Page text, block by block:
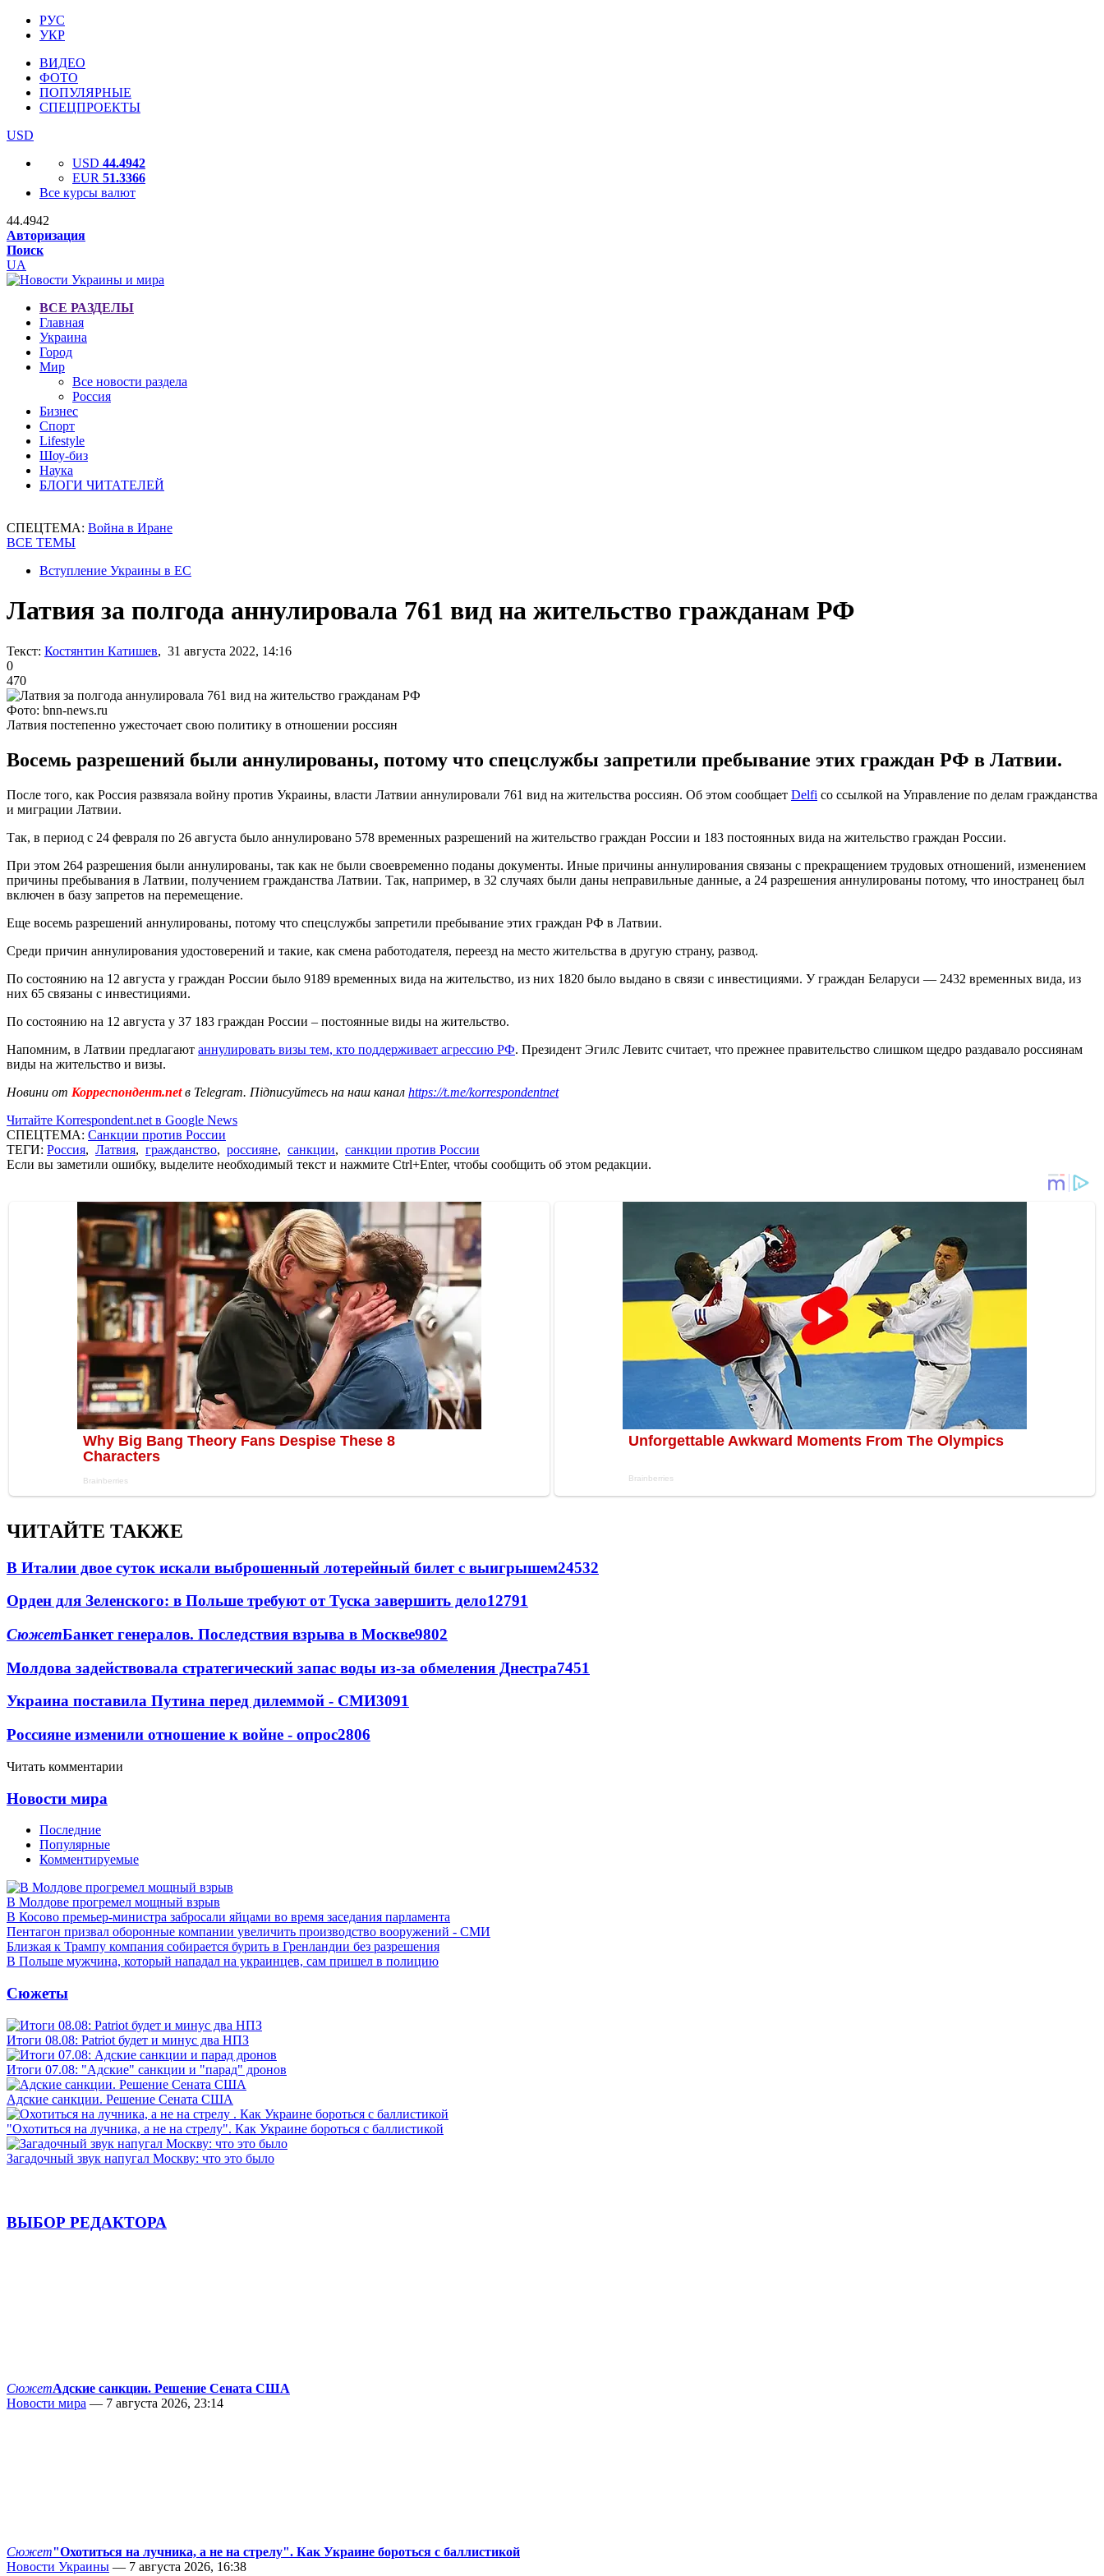
РУС
УКР
ВИДЕО
ФОТО
ПОПУЛЯРНЫЕ
СПЕЦПРОЕКТЫ
USD
USD 44.4942
EUR 51.3366
Все курсы валют
44.4942
Авторизация
Поиск
UA
ВСЕ РАЗДЕЛЫ
Главная
Украина
Город
Мир
Все новости раздела
Россия
Бизнес
Спорт
Lifestyle
Шоу-биз
Наука
БЛОГИ ЧИТАТЕЛЕЙ
СПЕЦТЕМА: Война в Иране
ВСЕ ТЕМЫ
Вступление Украины в ЕС
Латвия за полгода аннулировала 761 вид на жительство гражданам РФ
Текст: Костянтин Катишев, 31 августа 2022, 14:16
0
470
Фото: bnn-news.ru
Латвия постепенно ужесточает свою политику в отношении россиян
Восемь разрешений были аннулированы, потому что спецслужбы запретили пребывание этих граждан РФ в Латвии.
После того, как Россия развязала войну против Украины, власти Латвии аннулировали 761 вид на жительства россиян. Об этом сообщает Delfi со ссылкой на Управление по делам гражданства
и миграции Латвии.
Так, в период с 24 февраля по 26 августа было аннулировано 578 временных разрешений на жительство граждан России и 183 постоянных вида на жительство граждан России.
При этом 264 разрешения были аннулированы, так как не были своевременно поданы документы. Иные причины аннулирования связаны с прекращением трудовых отношений, изменением
причины пребывания в Латвии, получением гражданства Латвии. Так, например, в 32 случаях были даны неправильные данные, а 24 разрешения аннулированы потому, что иностранец был
включен в базу запретов на перемещение.
Еще восемь разрешений аннулированы, потому что спецслужбы запретили пребывание этих граждан РФ в Латвии.
Среди причин аннулирования удостоверений и такие, как смена работодателя, переезд на место жительства в другую страну, развод.
По состоянию на 12 августа у граждан России было 9189 временных вида на жительство, из них 1820 было выдано в связи с инвестициями. У граждан Беларуси — 2432 временных вида, из
них 65 связаны с инвестициями.
По состоянию на 12 августа у 37 183 граждан России – постоянные виды на жительство.
Напомним, в Латвии предлагают аннулировать визы тем, кто поддерживает агрессию РФ. Президент Эгилс Левитс считает, что прежнее правительство слишком щедро раздавало россиянам
виды на жительство и визы.
Новини от Корреспондент.netв Telegram. Підписуйтесь на наш канал https://t.me/korrespondentnet
Читайте Korrespondent.net в Google News
СПЕЦТЕМА: Санкции против России
ТЕГИ: Россия, Латвия, гражданство, россияне, санкции, санкции против России
Если вы заметили ошибку, выделите необходимый текст и нажмите Ctrl+Enter, чтобы сообщить об этом редакции.
ЧИТАЙТЕ ТАКЖЕ
В Италии двое суток искали выброшенный лотерейный билет с выигрышем24532
Орден для Зеленского: в Польше требуют от Туска завершить дело12791
СюжетБанкет генералов. Последствия взрыва в Москве9802
Молдова задействовала стратегический запас воды из-за обмеления Днестра7451
Украина поставила Путина перед дилеммой - СМИ3091
Россияне изменили отношение к войне - опрос2806
Читать комментарии
Новости мира
Последние
Популярные
Комментируемые
В Молдове прогремел мощный взрыв
В Косово премьер-министра забросали яйцами во время заседания парламента
Пентагон призвал оборонные компании увеличить производство вооружений - СМИ
Близкая к Трампу компания собирается бурить в Гренландии без разрешения
В Польше мужчина, который нападал на украинцев, сам пришел в полицию
Сюжеты
Итоги 08.08: Patriot будет и минус два НПЗ
Итоги 07.08: "Адские" санкции и "парад" дронов
Адские санкции. Решение Сената США
"Охотиться на лучника, а не на стрелу". Как Украине бороться с баллистикой
Загадочный звук напугал Москву: что это было
ВЫБОР РЕДАКТОРА
СюжетАдские санкции. Решение Сената США
Новости мира — 7 августа 2026, 23:14
Сюжет"Охотиться на лучника, а не на стрелу". Как Украине бороться с баллистикой
Новости Украины — 7 августа 2026, 16:38